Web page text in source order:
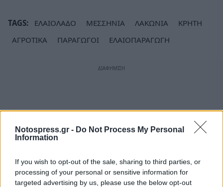
Notospress.gr - Do Not Process My Personal
Information
If you wish to opt-out of the sale, sharing to third parties, or
processing of your personal or sensitive information for
targeted advertising by us, please use the below opt-out
TAGS: ΕΛΑΙΟΛΑΔΟ ΜΕΣΣΗΝΙΑ ΛΑΚΩΝΙΑ
ΚΡΗΤΗ
ΑΓΡΟΤΙΚΑ
ΠΑΡΑΓΩΓΟΙ ΕΛΑΙΟΠΑΡΑΓΩΓΗ